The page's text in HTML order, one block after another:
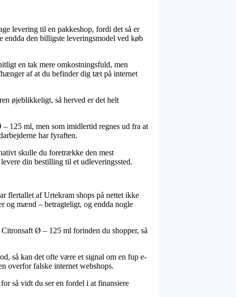
levering til en pakkeshop, fordi det så er
endda den billigste leveringsmodel ved køb
en tak mere omkostningsfuld, men
af at du befinder dig tæt på internet
øjeblikkeligt, så herved er det helt
125 ml, men som imidlertid regnes ud fra at
har fyraften.
skulle du foretrække den mest
din bestilling til et udleveringssted.
flertallet af Urtekram shops på nettet ikke
og mænd – betragteligt, og endda nogle
Ø – 125 ml forinden du shopper, så
så kan det ofte være et signal om en fup e-
overfor falske internet webshops.
så vidt du ser en fordel i at finansiere